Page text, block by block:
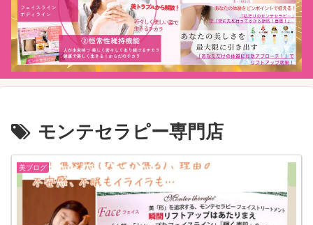
モンテセラピー専門店
美ブログ